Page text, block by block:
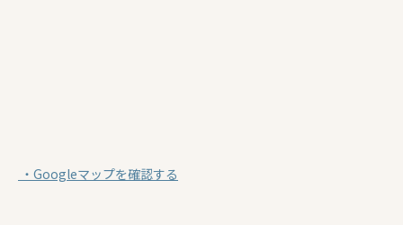
・Googleマップを確認する